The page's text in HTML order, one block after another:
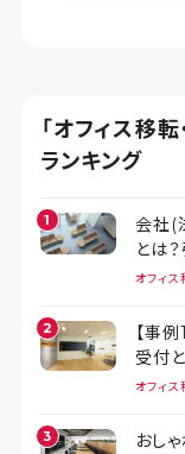
「オフィス移
ランキング
会社(
とは
オフィス
【事
受付
オフィス
おし